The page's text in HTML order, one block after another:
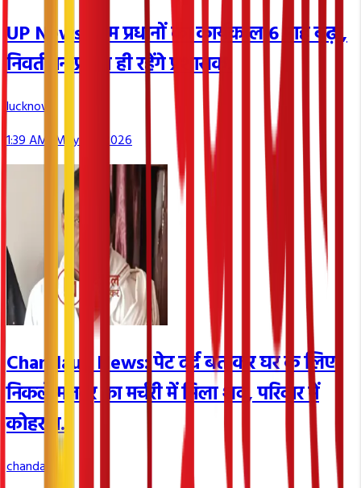
UP News: ग्राम प्रधानों का कार्यकाल 6 माह बढ़ा,
निवर्तमान प्रधान ही रहेंगे प्रशासक.
lucknow
1:39 AM, May 26, 2026
Chandauli News: पेट दर्द बताकर घर के लिए
निकले मजदूर का मर्चरी में मिला शव, परिवार में
कोहराम.
chandauli